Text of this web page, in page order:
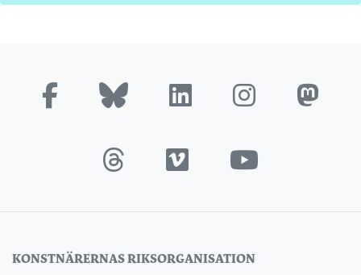
KONSTNÄRERNAS RIKSORGANISATION